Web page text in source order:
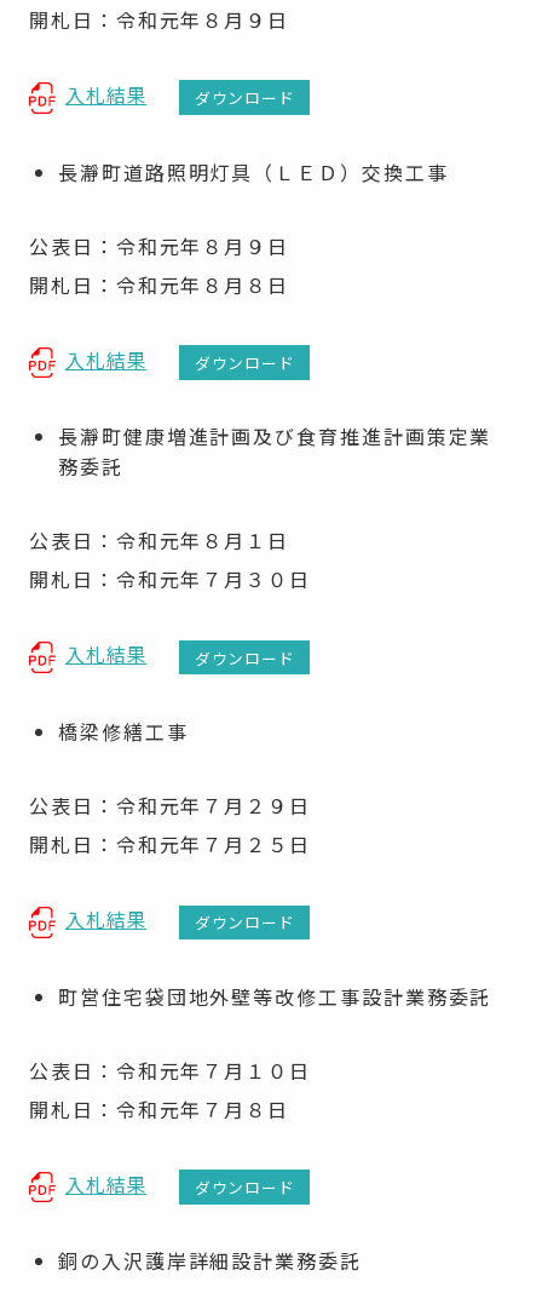
開札日：令和元年８月９日
入札結果 ダウンロード
長瀞町道路照明灯具（ＬＥＤ）交換工事
公表日：令和元年８月９日
開札日：令和元年８月８日
入札結果 ダウンロード
長瀞町健康増進計画及び食育推進計画策定業
務委託
公表日：令和元年８月１日
開札日：令和元年７月３０日
入札結果 ダウンロード
橋梁修繕工事
公表日：令和元年７月２９日
開札日：令和元年７月２５日
入札結果 ダウンロード
町営住宅袋団地外壁等改修工事設計業務委託
公表日：令和元年７月１０日
開札日：令和元年７月８日
入札結果 ダウンロード
銅の入沢護岸詳細設計業務委託